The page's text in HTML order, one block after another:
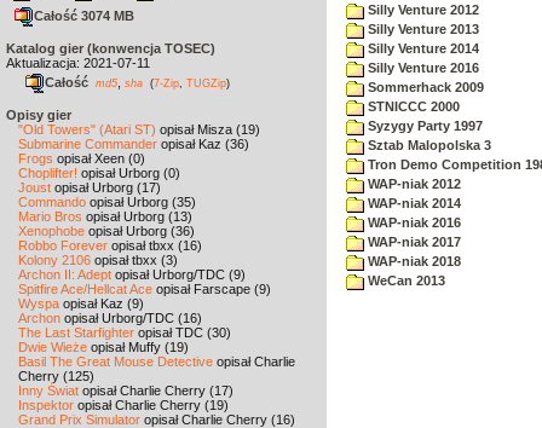
Całość 3074 MB
Katalog gier (konwencja TOSEC)
Aktualizacja: 2021-07-11
Całość md5 sha (7-Zip TUGZip)
Opisy gier
"Old Towers" (Atari ST) opisał Misza (19)
Submarine Commander opisał Kaz (36)
Frogs opisał Xeen (0)
Choplifter! opisał Urborg (0)
Joust opisał Urborg (17)
Commando opisał Urborg (35)
Mario Bros opisał Urborg (13)
Xenophobe opisał Urborg (36)
Robbo Forever opisał tbxx (16)
Kolony 2106 opisał tbxx (3)
Archon II: Adept opisał Urborg/TDC (9)
Spitfire Ace/Hellcat Ace opisał Farscape (9)
Wyspa opisał Kaz (9)
Archon opisał Urborg/TDC (16)
The Last Starfighter opisał TDC (30)
Dwie Wieże opisał Muffy (19)
Basil The Great Mouse Detective opisał Charlie
Cherry (125)
Inny Świat opisał Charlie Cherry (17)
Inspektor opisał Charlie Cherry (19)
Grand Prix Simulator opisał Charlie Cherry (16)
Silly Venture 2012
Silly Venture 2013
Silly Venture 2014
Silly Venture 2016
Sommerhack 2009
STNICCC 2000
Syzygy Party 1997
Sztab Malopolska 3
Tron Demo Competition
WAP-niak 2012
WAP-niak 2014
WAP-niak 2016
WAP-niak 2017
WAP-niak 2018
WeCan 2013